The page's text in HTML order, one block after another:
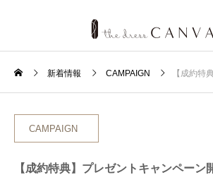
新着情報 CAMPAIGN 【成約特
CAMPAIGN
【成約特典】プレゼントキャンペーン